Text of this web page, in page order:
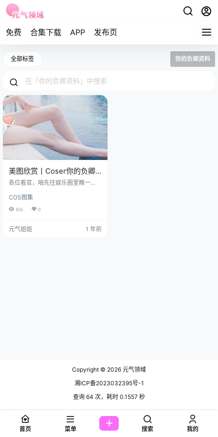
免费 合集下载 APP 发布页
全部标签 你的负卿资料
美图欣赏丨Coser你的负卿-
爱党泳装[18P-134MB]
各位看官，咱先往娱乐圈里瞧一
色盘，五彩斑斓里藏着不少辣眼睛
的狠角色。 免费套图，文章末尾获
那叫一个一塌糊涂，网络都在搜她
COS图集
836 0
元气姐姐 1 年前
Copyright © 2026 元气领域
湘ICP备2023032395号-1
查询 64 次，耗时 0.1557 秒
首页 菜单 搜索 我的